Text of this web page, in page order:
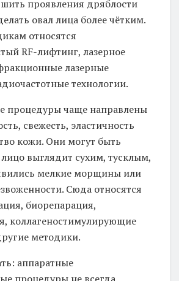
проявления дряблости
овал лица более чётким.
относятся
RF-лифтинг, лазерное
лазерные
технологии.
процедуры чаще направлены
свежесть, эластичность
кожи. Они могут быть
выглядит сухим, тусклым,
мелкие морщины или
Сюда относятся
биорепарация,
коллагеностимулирующие
методики.
аппаратные